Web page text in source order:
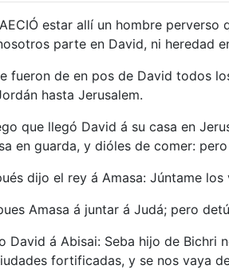
estar allí un hombre
parte en David, ni heredad
fueron de en pos de David todos
hasta Jerusalem.
que llegó David á su casa en
en guarda, y dióles de comer:
dijo el rey á Amasa: Júntame
Amasa á juntar á Judá; pero
David á Abisai: Seba hijo de Bichri
fortificadas, y se nos vaya